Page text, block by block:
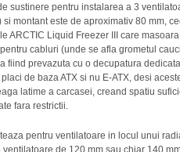
sustinere pentru instalarea a 3
si montant este de aproximativ 80 mm,
ARCTIC Liquid Freezer III care
cabluri (unde se afla grometul
fiind prevazuta cu o decupatura
de baza ATX si nu E-ATX, desi
latime a carcasei, creand spatiu
fara restrictii.
pentru ventilatoare in locul unui